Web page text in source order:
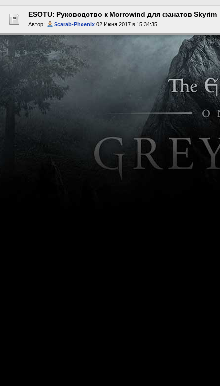
ESOTU: Руководство к Morrowind для фанатов Skyrim
Автор: Scarab-Phoenix 02 Июня 2017 в 15:34:35